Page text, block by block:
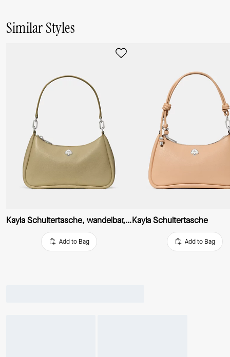
Similar Styles
Kayla Schultertasche, wandelbar, klein
Add to Bag
Kayla Schultertasche
Add to Bag